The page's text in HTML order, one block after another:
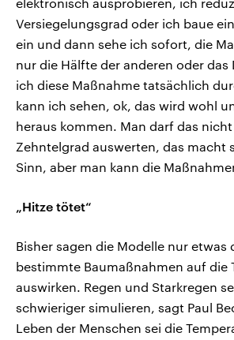
elektronisch ausprobieren, ich
Versiegelungsgrad oder ich baue
ein und dann sehe ich sofort, die
nur die Hälfte der anderen oder das
ich diese Maßnahme tatsächlich
kann ich sehen, ok, das wird wohl
heraus kommen. Man darf das
Zehntelgrad auswerten, das macht
Sinn, aber man kann die
„Hitze tötet“
Bisher sagen die Modelle nur etwas
bestimmte Baumaßnahmen auf die
auswirken. Regen und Starkregen
schwieriger simulieren, sagt Paul
Leben der Menschen sei die